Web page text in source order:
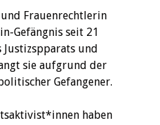
Frauenrechtlerin
Gefängnis seit 21
und
sie aufgrund der
Gefangener.
haben